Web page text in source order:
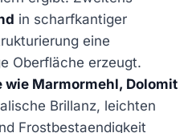
in scharfkantiger
eine
Oberfläche erzeugt.
Marmormehl, Dolomit
Brillanz, leichten
Frostbestaendigkeit